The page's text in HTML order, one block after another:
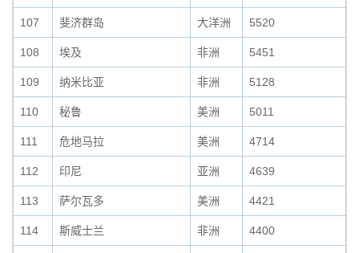
107 斐济群岛 大洋洲 5520
108 埃及 非洲 5451
109 纳米比亚 非洲 5128
110 秘鲁 美洲 5011
111 危地马拉 美洲 4714
112 印尼 亚洲 4639
113 萨尔瓦多 美洲 4421
114 斯威士兰 非洲 4400